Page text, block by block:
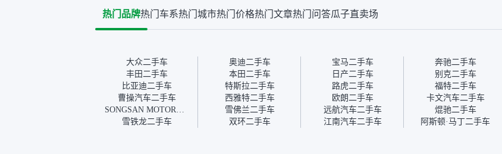
台），同时也找了朋友帮忙
线下看车。结果跟你们的报
我第一天看车，第二天你们
就约我到店，我第三天去提
的车。去之前我提前跟交接
人员说好，到了之后要当着
我的面再做一次复检，你们
也安排了师傅，服务可以，
速度很快。体验下来自营车
多花点钱买个放心。从个人
心的额外价值。虽然我砍过
为瓜子有质保，车子出小毛
病维修更有保障。”
热门品牌热门车系热门城市热门价格热门文章热门问答瓜子直卖场
大众二手车 奥迪二手车 宝马二手车
奔驰二手车
丰田二手车
本田二手车 日产二手车
别克二手车
比亚迪二手车
特斯拉二手车 路虎二手车
福特二手车
曹操汽车二手车
西雅特二手车 欧朗二手车
卡文汽车二手车
SONGSAN MOTORS二手车
雪佛兰二手车 远航汽车二手车
焜驰二手车
雪铁龙二手车
双环二手车 江南汽车二手车 阿斯顿·马丁二手车